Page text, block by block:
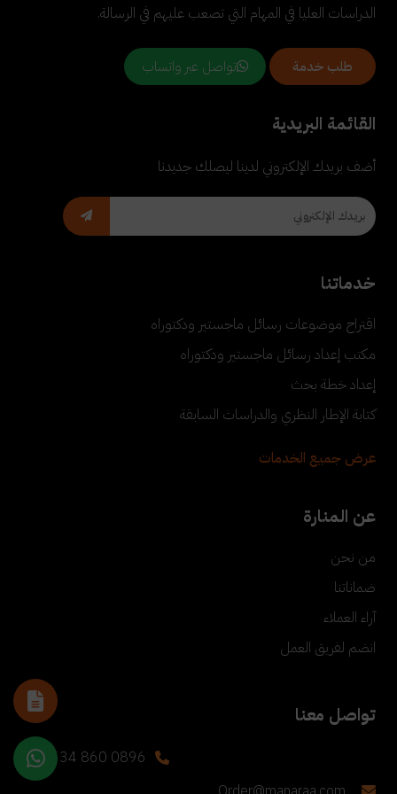
الدراسات العليا في المهام التي تصعب عليهم في الرسالة.
طلب خدمة تواصل عبر واتساب
القائمة البريدية
أضف بريدك الإلكتروني لدينا ليصلك جديدنا
خدماتنا
اقتراح موضوعات رسائل ماجستير ودكتوراه
مكتب إعداد رسائل ماجستير ودكتوراه
إعداد خطة بحث
كتابة الإطار النظري والدراسات السابقة
عرض جميع الخدمات
عن المنارة
من نحن
ضماناتنا
آراء العملاء
انضم لفريق العمل
تواصل معنا
+90 534 860 0896